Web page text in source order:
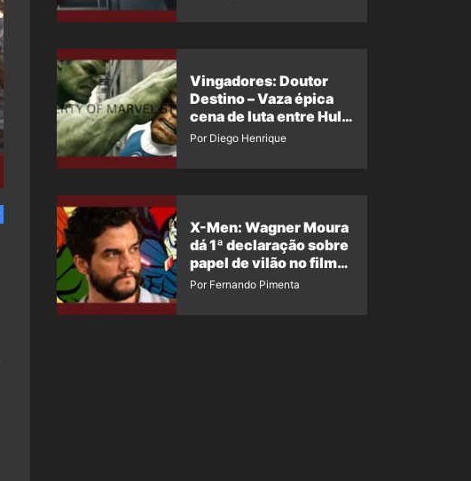
Vingadores: Doutor
Destino – Vaza épica
cena de luta entre Hulk
e o Coisa
Por Diego Henrique
X-Men: Wagner Moura
dá 1ª declaração sobre
papel de vilão no filme
da Marvel
Por Fernando Pimenta